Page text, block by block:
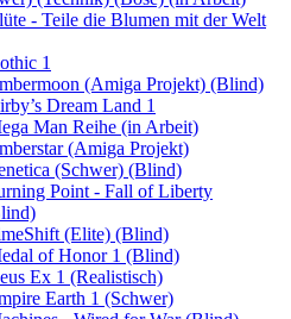
- Teile die Blumen mit der Welt
1
(Amiga Projekt) (Blind)
Dream Land 1
Man Reihe (in Arbeit)
(Amiga Projekt)
(Schwer) (Blind)
Point - Fall of Liberty
(Elite) (Blind)
of Honor 1 (Blind)
Ex 1 (Realistisch)
Earth 1 (Schwer)